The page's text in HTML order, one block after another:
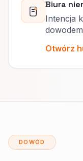
Biura
Intencja
Otwórz
DOWÓD